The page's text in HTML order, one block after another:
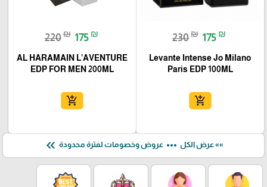
230₪ 175 ₪
Levante Intense Jo Milano
Paris EDP 100ML
add_shopping_cart
220₪ 175 ₪
AL HARAMAIN L’AVENTURE
EDP FOR MEN 200ML
add_shopping_cart
»» عرض الكل more_horiz عروض وخصومات لفترة محدودة keyboard_double_arrow_left